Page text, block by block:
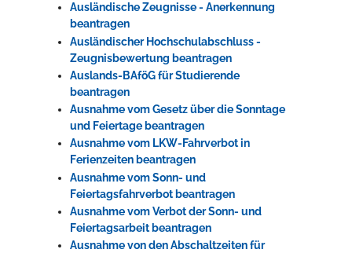
Ausländische Zeugnisse - Anerkennung
beantragen
Ausländischer Hochschulabschluss -
Zeugnisbewertung beantragen
Auslands-BAföG für Studierende
beantragen
Ausnahme vom Gesetz über die Sonntage
und Feiertage beantragen
Ausnahme vom LKW-Fahrverbot in
Ferienzeiten beantragen
Ausnahme vom Sonn- und
Feiertagsfahrverbot beantragen
Ausnahme vom Verbot der Sonn- und
Feiertagsarbeit beantragen
Ausnahme von den Abschaltzeiten für